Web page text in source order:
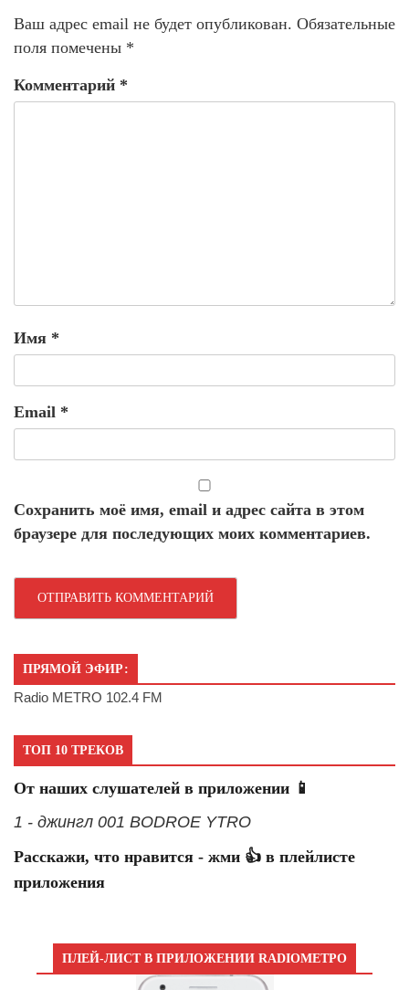
Ваш адрес email не будет опубликован. Обязательные
поля помечены *
Комментарий *
Имя *
Email *
Сохранить моё имя, email и адрес сайта в этом
браузере для последующих моих комментариев.
ПРЯМОЙ ЭФИР:
Radio METRO 102.4 FM
ТОП 10 ТРЕКОВ
От наших слушателей в приложении 📱
1 - джингл 001 BODROE YTRO
Расскажи, что нравится - жми 👍 в плейлисте
приложения
ПЛЕЙ-ЛИСТ В ПРИЛОЖЕНИИ RADIOМЕТРО